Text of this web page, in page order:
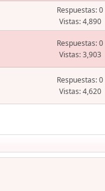
Respuestas: 0
Vistas: 4,890
Respuestas: 0
Vistas: 3,903
Respuestas: 0
Vistas: 4,620